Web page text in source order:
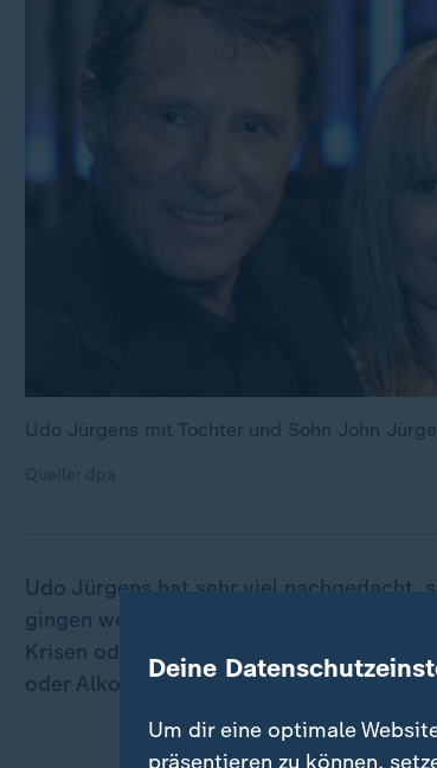
Udo Jürgens mit Tochter und Sohn John
Udo Jürgens hat sehr viel nachgedacht,
gingen weit über seichte Schlager-Texte
Krisen oder von sozialen Themen wie
oder Alkoholismus. Er sang über das, was
Deine
Um dir eine optimale
präsentieren zu können,